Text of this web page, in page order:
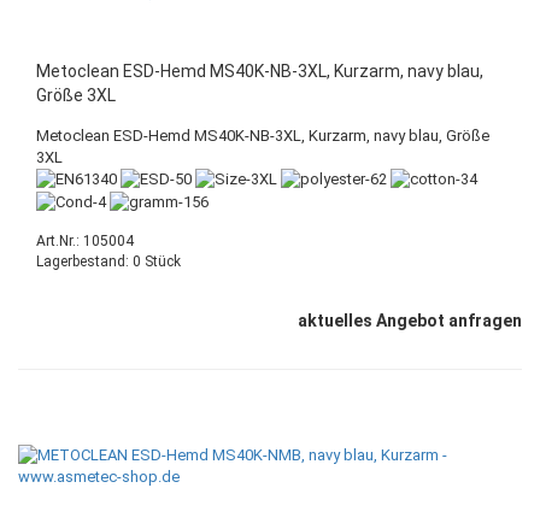
Metoclean ESD-Hemd MS40K-NB-3XL, Kurzarm, navy blau,
Größe 3XL
Metoclean ESD-Hemd MS40K-NB-3XL, Kurzarm, navy blau, Größe
3XL
Art.Nr.: 105004
Lagerbestand: 0 Stück
aktuelles Angebot anfragen